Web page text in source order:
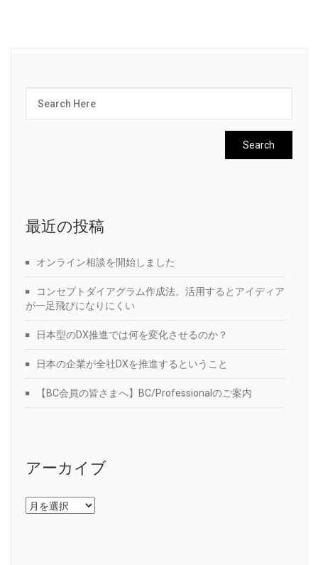
最近の投稿
オンライン相談を開始しました
コンセプトダイアグラム作成法。活用するとアイディア
が一足飛びになりにくい
日本型のDX推進では何を変化させるのか？
日本の企業が全社DXを推進するということ
【BC会員の皆さまへ】BC/Professionalのご案内
アーカイブ
ア
ー